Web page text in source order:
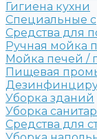
Гигиена кухни
Специальные
Средства для
Ручная мойка
Мойка печей /
Пищевая
Уборка зданий
Уборка
Средства для